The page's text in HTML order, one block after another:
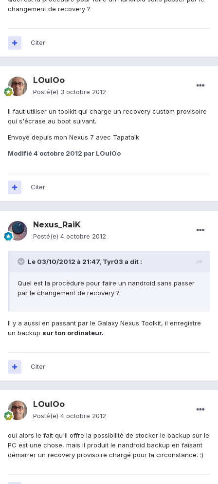
changement de recovery ?
Citer
LOulOo
Posté(e) 3 octobre 2012
Il faut utiliser un toolkit qui charge un recovery custom provisoire
qui s'écrase au boot suivant.
Envoyé depuis mon Nexus 7 avec Tapatalk
Modifié4 octobre 2012 par LOulOo
Citer
Nexus_RaiK
Posté(e) 4 octobre 2012
Le 03/10/2012 à 21:47, Tyr03 a dit :
Quel est la procèdure pour faire un nandroid sans passer
par le changement de recovery ?
Il y a aussi en passant par le Galaxy Nexus Toolkit, il enregistre
un backup sur ton ordinateur.
Citer
LOulOo
Posté(e) 4 octobre 2012
oui alors le fait qu'il offre la possibilité de stocker le backup sur le
PC est une chose, mais il produit le nandroid backup en faisant
démarrer un recovery provisoire chargé pour la circonstance. :)